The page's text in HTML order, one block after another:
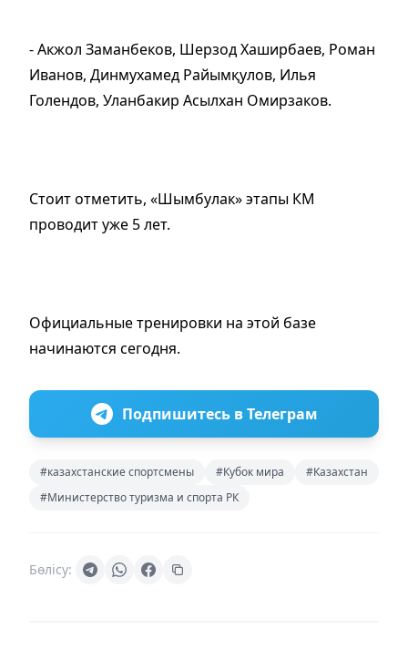
- Акжол Заманбеков, Шерзод Хаширбаев, Роман
Иванов, Динмухамед Райымқулов, Илья
Голендов, Уланбакир Асылхан Омирзаков.
Стоит отметить, «Шымбулак» этапы КМ
проводит уже 5 лет.
Официальные тренировки на этой базе
начинаются сегодня.
Подпишитесь в Телеграм
#казахстанские спортсмены #Кубок мира
#Казахстан
#Министерство туризма и спорта РК
Бөлісу: